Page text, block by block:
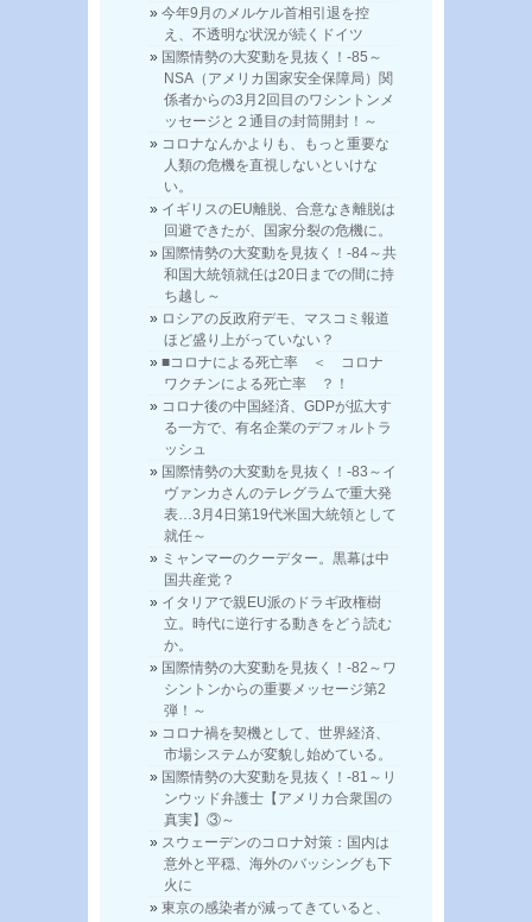
今年9月のメルケル首相引退を控
え、不透明な状況が続くドイツ
国際情勢の大変動を見抜く！-85～
NSA（アメリカ国家安全保障局）関
係者からの3月2回目のワシントンメ
ッセージと２通目の封筒開封！～
コロナなんかよりも、もっと重要な
人類の危機を直視しないといけな
い。
イギリスのEU離脱、合意なき離脱は
回避できたが、国家分裂の危機に。
国際情勢の大変動を見抜く！-84～共
和国大統領就任は20日までの間に持
ち越し～
ロシアの反政府デモ、マスコミ報道
ほど盛り上がっていない？
■コロナによる死亡率 ＜ コロナ
ワクチンによる死亡率 ？！
コロナ後の中国経済、GDPが拡大す
る一方で、有名企業のデフォルトラ
ッシュ
国際情勢の大変動を見抜く！-83～イ
ヴァンカさんのテレグラムで重大発
表…3月4日第19代米国大統領として
就任～
ミャンマーのクーデター。黒幕は中
国共産党？
イタリアで親EU派のドラギ政権樹
立。時代に逆行する動きをどう読む
か。
国際情勢の大変動を見抜く！-82～ワ
シントンからの重要メッセージ第2
弾！～
コロナ禍を契機として、世界経済、
市場システムが変貌し始めている。
国際情勢の大変動を見抜く！-81～リ
ンウッド弁護士【アメリカ合衆国の
真実】③～
スウェーデンのコロナ対策：国内は
意外と平穏、海外のバッシングも下
火に
東京の感染者が減ってきていると、